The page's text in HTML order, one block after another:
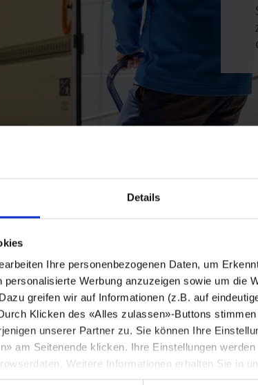
Details
Ihre personenbezogenen Daten, um
personalisierte Werbung anzuzeigen sowie um die
greifen wir auf Informationen (z.B. auf
Klicken des «Alles zulassen»-Buttons
unserer Partner zu. Sie können Ihre
am Seitenende klicken. Ihre Einstellungen
Weitere Informationen erhalten Sie in